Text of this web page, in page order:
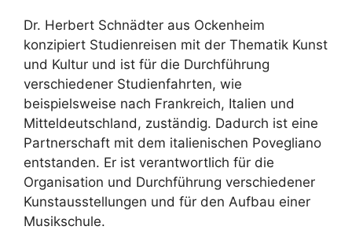
Dr. Herbert Schnädter aus Ockenheim
konzipiert Studienreisen mit der Thematik Kunst
und Kultur und ist für die Durchführung
verschiedener Studienfahrten, wie
beispielsweise nach Frankreich, Italien und
Mitteldeutschland, zuständig. Dadurch ist eine
Partnerschaft mit dem italienischen Povegliano
entstanden. Er ist verantwortlich für die
Organisation und Durchführung verschiedener
Kunstausstellungen und für den Aufbau einer
Musikschule.